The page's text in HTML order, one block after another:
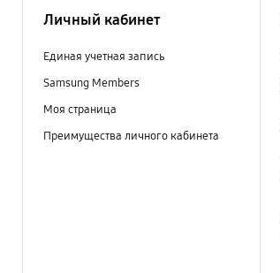
Личный кабинет
Единая учетная запись
Samsung Members
Моя страница
Преимущества личного кабинета